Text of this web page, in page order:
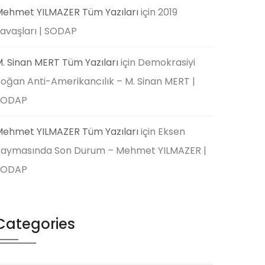
YILMAZER Tüm Yazılarıiçin 2019
| SODAP
Sinan MERT Tüm Yazılarıiçin Demokrasiyi
Anti-Amerikancılık – M. Sinan MERT |
YILMAZER Tüm Yazılarıiçin Eksen
Son Durum – Mehmet YILMAZER |